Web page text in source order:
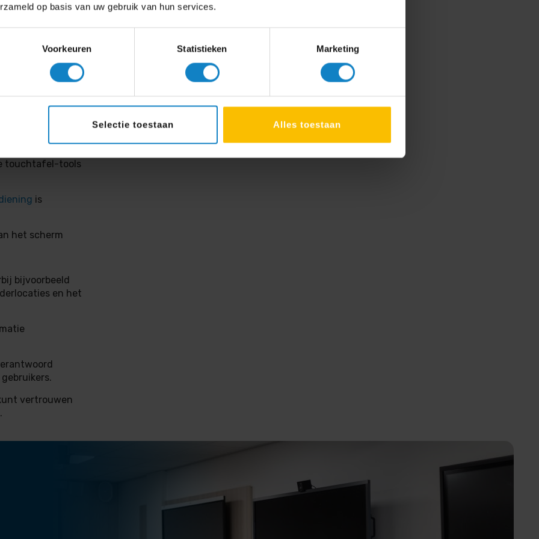
op basis van uw gebruik van hun services.
Voorkeuren Statistieken Marketing
Selectie toestaan Alles toestaan
de markt
voorop
tegelijkertijd.
touchtafel-tools
is
het scherm
bijvoorbeeld
en het
vertrouwen